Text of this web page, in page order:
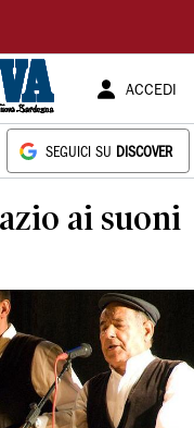
ACCEDI
SEGUICI SU DISCOVER
ai suoni